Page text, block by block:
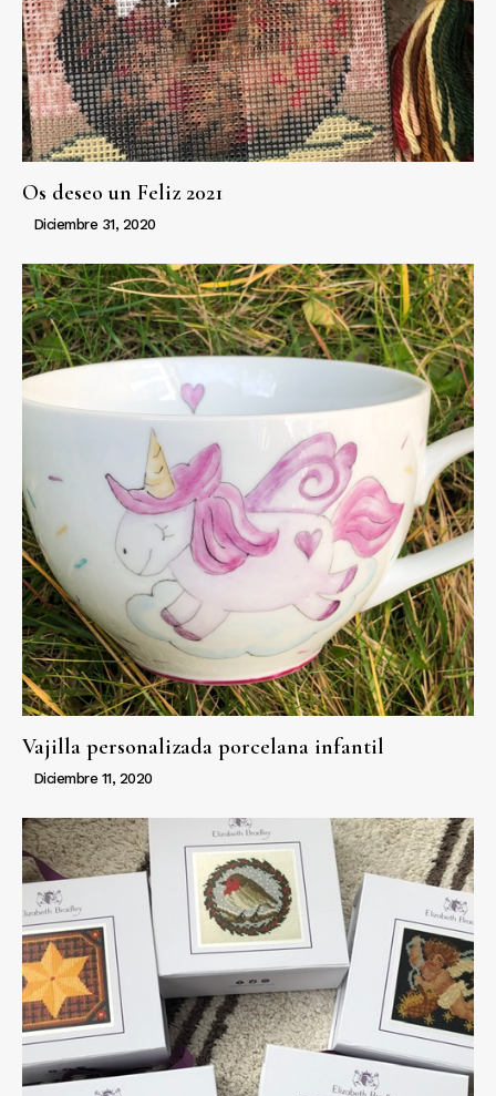
Os deseo un Feliz 2021
Diciembre 31, 2020
Vajilla personalizada porcelana infantil
Diciembre 11, 2020